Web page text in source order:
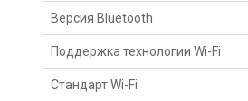
Версия Bluetooth
Поддержка технологии Wi-Fi
Стандарт Wi-Fi